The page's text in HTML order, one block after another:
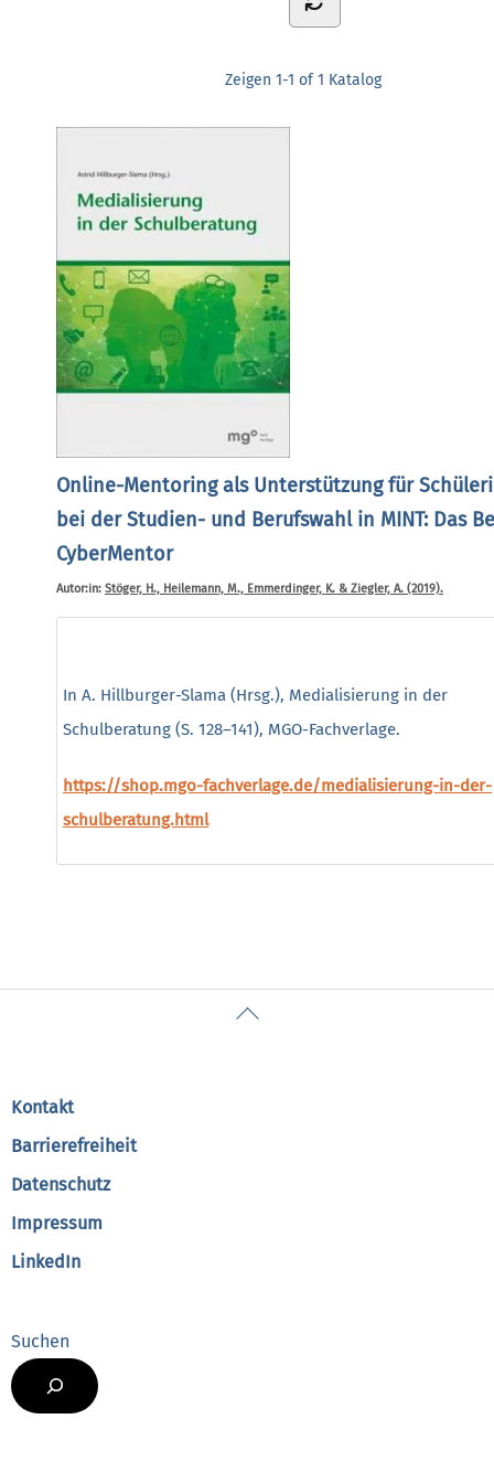
Zeigen 1-1 of 1 Katalog
Online-Mentoring als Unterstützung für
bei der Studien- und Berufswahl in MINT: Das
CyberMentor
Autor:in: Stöger, H., Heilemann, M., Emmerdinger, K. & Ziegler, A. (2019).
In A. Hillburger-Slama (Hrsg.), Medialisierung in der
Schulberatung (S. 128–141), MGO-Fachverlage.
https://shop.mgo-fachverlage.de/medialisierung-in-der-
schulberatung.html
Back
Kontakt
Barrierefreiheit
Datenschutz
Impressum
LinkedIn
Suchen